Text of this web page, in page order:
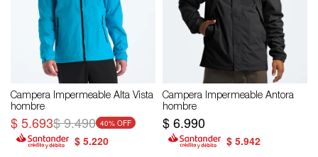
Campera Impermeable Alta Vista
hombre
$5.693$9.490 40
$ 5.220
Campera Impermeable Antora
hombre
$6.990
$ 5.942